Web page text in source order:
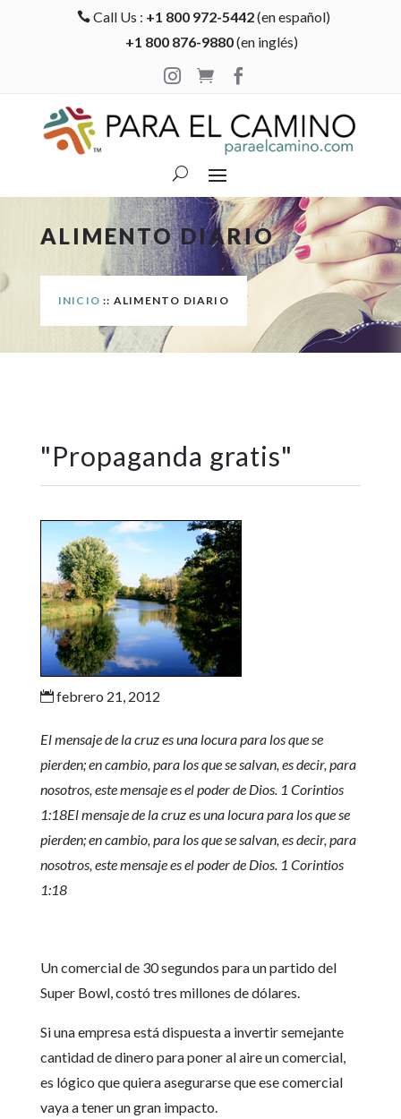
 Call Us : +1 800 972-5442(en español)
+1 800 876-9880(en inglés)

 
ALIMENTO DIARIO
INICIO :: ALIMENTO DIARIO
"Propaganda gratis"
febrero 21, 2012
El mensaje de la cruz es una locura para los que se
pierden; en cambio, para los que se salvan, es decir, para
nosotros, este mensaje es el poder de Dios. 1 Corintios
1:18El mensaje de la cruz es una locura para los que se
pierden; en cambio, para los que se salvan, es decir, para
nosotros, este mensaje es el poder de Dios. 1 Corintios
1:18
Un comercial de 30 segundos para un partido del
Super Bowl, costó tres millones de dólares.
Si una empresa está dispuesta a invertir semejante
cantidad de dinero para poner al aire un comercial,
es lógico que quiera asegurarse que ese comercial
vaya a tener un gran impacto.